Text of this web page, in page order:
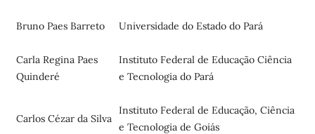
Bruno Paes Barreto Universidade do Estado do Pará
Carla Regina Paes
Quinderé
Instituto Federal de Educação Ciência
e Tecnologia do Pará
Carlos Cézar da Silva
Instituto Federal de Educação, Ciência
e Tecnologia de Goiás